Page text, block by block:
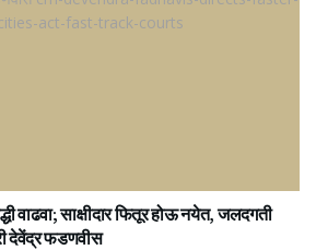
वाढवा; साक्षीदार फितूर होऊ नयेत, जलदगती
देवेंद्र फडणवीस